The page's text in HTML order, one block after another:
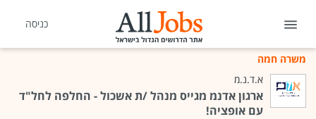
כניסה
משרה חמה
א.ד.נ.מ
ארגון אדנמ מגייס מנהל /ת אשכול - החלפה לחל"ד
עם אופציה!